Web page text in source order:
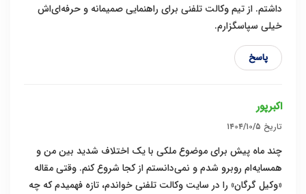
داشتم. از تیم وکالت تلفنی برای راهنمایی صمیمانه و حرفه‌ای‌اش
خیلی سپاسگزارم.
پاسخ
اکبرپور
تاریخ ۱۴۰۴/۱۰/۵
چند ماه پیش برای موضوع ملکی با یک اختلاف شدید بین من و
همسایه‌ام روبرو شدم و نمی‌دانستم از کجا شروع کنم. وقتی مقاله
«وکیل گرگان» را در سایت وکالت تلفنی خواندم، تازه فهمیدم که چه